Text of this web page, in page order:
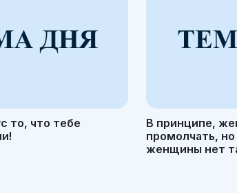
то, что тебе
В принципе,
промолчать,
женщины нет